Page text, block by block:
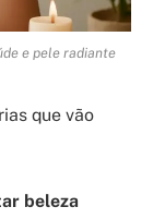
e pele radiante
que vão
beleza